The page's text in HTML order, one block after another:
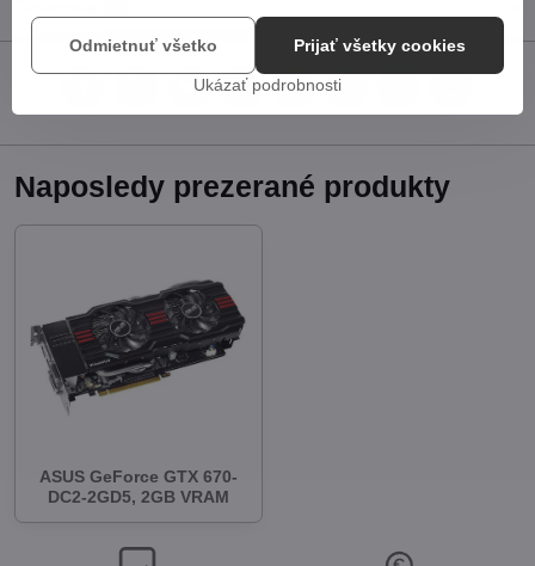
BlueskyPinterestReddit
mail
Naposledy prezerané produkty
ASUS GeForce GTX 670-
DC2-2GD5, 2GB VRAM
Ukázať podrobnosti
Prijať všetky cookies
Odmietnuť všetko